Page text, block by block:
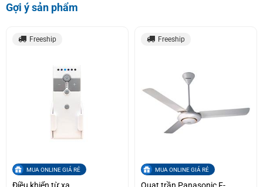
Gợi ý sản phẩm
Freeship
MUA ONLINE GIÁ RẺ
Điều khiển từ xa
Freeship
MUA ONLINE GIÁ RẺ
Quạt trần Panasonic F-